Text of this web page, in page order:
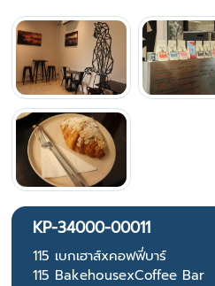
KP-34000-00011
115 เบกเฮาส์xคอฟฟี่บาร์
115 BakehousexCoffee Bar